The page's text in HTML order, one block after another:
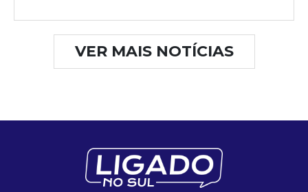
VER MAIS NOTÍCIAS